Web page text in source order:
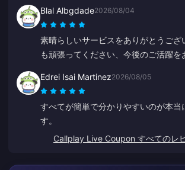
Blal Albgdade2026/08/04
素晴らしいサービスをありがとうござ
も頑張ってください、今後のご活躍を
Edrei Isai Martinez2026/08/05
すべてが簡単で分かりやすいのが本当
す。
Callplay Live Coupon すべてのレ